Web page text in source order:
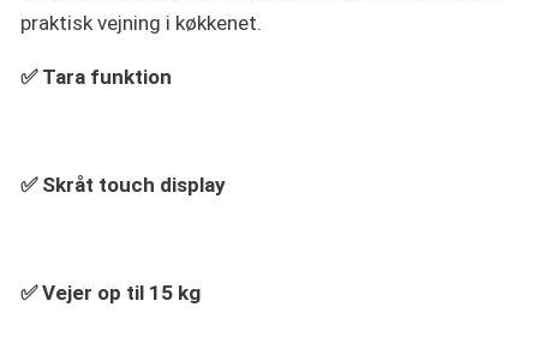
praktisk vejning i køkkenet.
✅ Tara funktion
✅ Skråt touch display
✅Vejer op til 15 kg